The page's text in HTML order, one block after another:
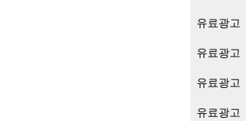
유료광고
유료광고
유료광고
유료광고